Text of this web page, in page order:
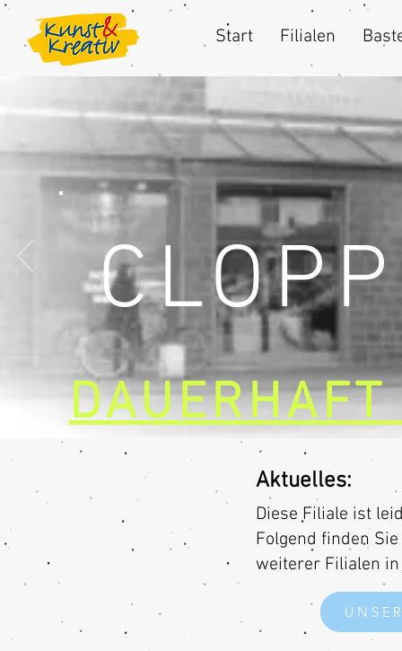
Start Filialen
Aktuelles:
Diese Filiale ist
Folgend finden
weiterer Filialen